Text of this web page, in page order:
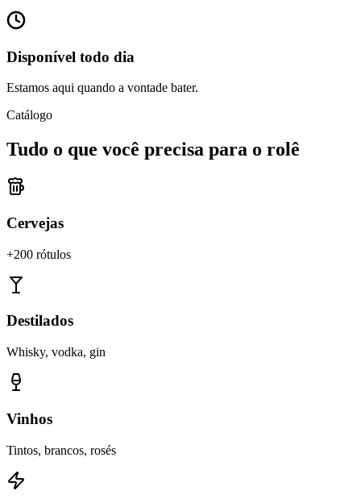
Disponível todo dia
Estamos aqui quando a vontade bater.
Catálogo
Tudo o que você precisa para o rolê
Cervejas
+200 rótulos
Destilados
Whisky, vodka, gin
Vinhos
Tintos, brancos, rosés